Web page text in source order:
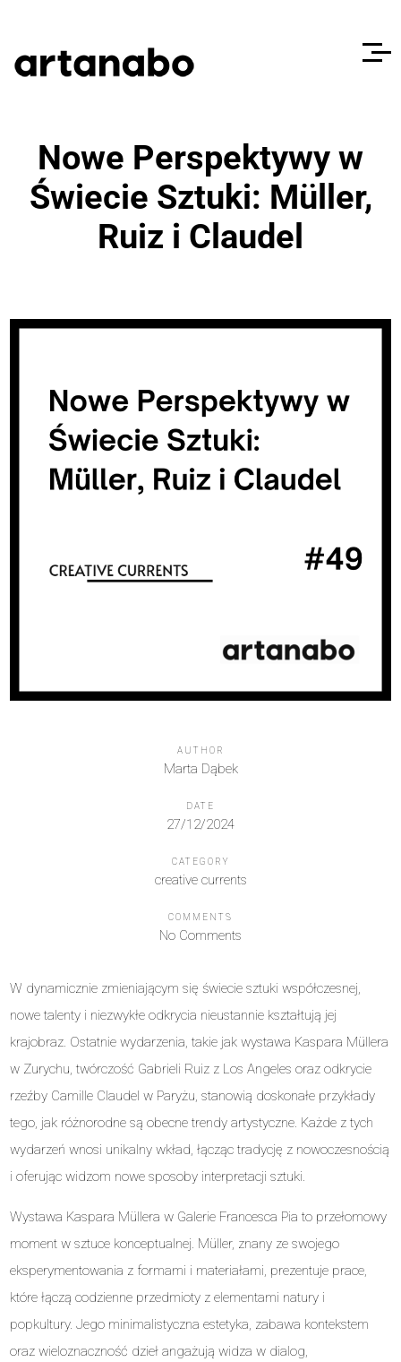
Nowe Perspektywy w
Świecie Sztuki: Müller,
Ruiz i Claudel
AUTHOR
Marta Dąbek
DATE
27/12/2024
CATEGORY
creative currents
COMMENTS
No Comments
W dynamicznie zmieniającym się świecie sztuki współczesnej,
nowe talenty i niezwykłe odkrycia nieustannie kształtują jej
krajobraz. Ostatnie wydarzenia, takie jak wystawa Kaspara Müllera
w Zurychu, twórczość Gabrieli Ruiz z Los Angeles oraz odkrycie
rzeźby Camille Claudel w Paryżu, stanowią doskonałe przykłady
tego, jak różnorodne są obecne trendy artystyczne. Każde z tych
wydarzeń wnosi unikalny wkład, łącząc tradycję z nowoczesnością
i oferując widzom nowe sposoby interpretacji sztuki.
Wystawa Kaspara Müllera w Galerie Francesca Pia to przełomowy
moment w sztuce konceptualnej. Müller, znany ze swojego
eksperymentowania z formami i materiałami, prezentuje prace,
które łączą codzienne przedmioty z elementami natury i
popkultury. Jego minimalistyczna estetyka, zabawa kontekstem
oraz wieloznaczność dzieł angażują widza w dialog,